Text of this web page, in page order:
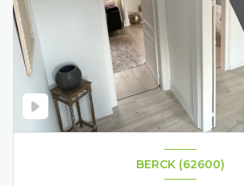
BERCK (62600)